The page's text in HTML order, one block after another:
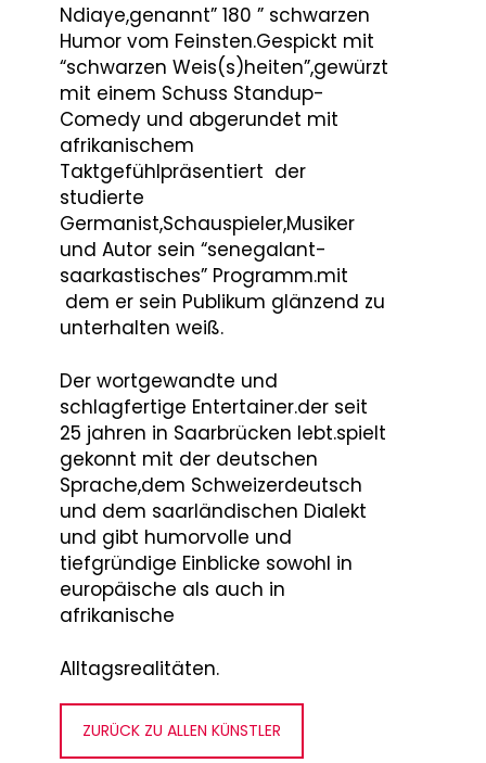
Ndiaye,genannt” 180 ” schwarzen
Humor vom Feinsten.Gespickt mit
“schwarzen Weis(s)heiten”,gewürzt
mit einem Schuss Standup-
Comedy und abgerundet mit
afrikanischem
Taktgefühlpräsentiert der
studierte
Germanist,Schauspieler,Musiker
und Autor sein “senegalant-
saarkastisches” Programm.mit
dem er sein Publikum glänzend zu
unterhalten weiß.
Der wortgewandte und
schlagfertige Entertainer.der seit
25 jahren in Saarbrücken lebt.spielt
gekonnt mit der deutschen
Sprache,dem Schweizerdeutsch
und dem saarländischen Dialekt
und gibt humorvolle und
tiefgründige Einblicke sowohl in
europäische als auch in
afrikanische
Alltagsrealitäten.
ZURÜCK ZU ALLEN KÜNSTLER